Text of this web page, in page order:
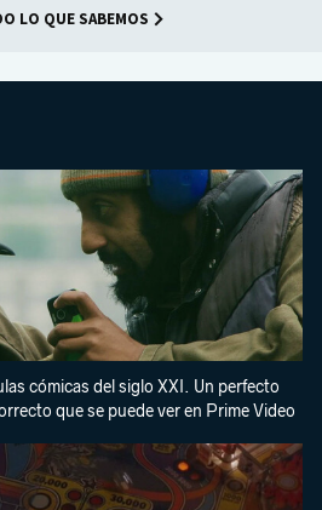
LO QUE SABEMOS
cómicas del siglo XXI. Un perfecto
que se puede ver en Prime Video